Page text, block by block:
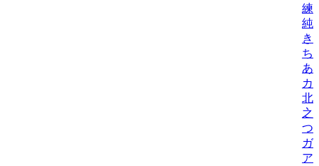
練/
純/
き
ち
あ
カ
北
之
つ
ガ
ア